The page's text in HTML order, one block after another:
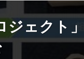
ジェクト